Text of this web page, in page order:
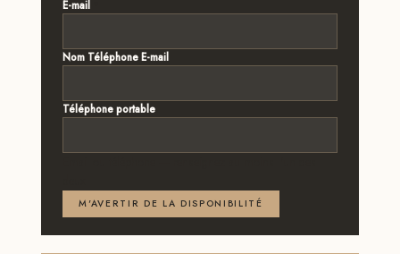
E-mail
Nom Téléphone E-mail
Téléphone portable
M'AVERTIR DE LA DISPONIBILITÉ